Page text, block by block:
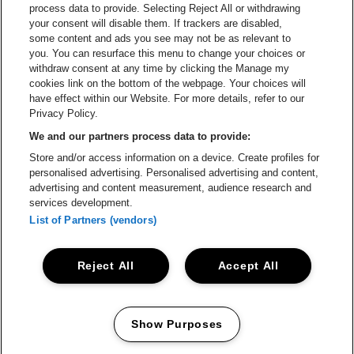
Ga naar de website van Champagne
Ga naar de website
Ga naar de website van Het
Ga naar de
Lotto Arena is een deel vanbe•at
Lotto Arena
Schijnpoortweg 119, 2170 Antwerpen
Be-At Venues
Schijnpoortweg 119, 2170 Antwerpen
BTW (BE) 0461.051.688 - RPR Antwerpen
BNP Paribas Fortis - IBAN: BE93 2200 4925 0067 - BIC:
GEBABEBB
ProclaimerCookiesManage my cookiesPrivacy
process data to provide. Selecting Reject All or withdrawing
your consent will disable them. If trackers are disabled,
some content and ads you see may not be as relevant to
you. You can resurface this menu to change your choices or
withdraw consent at any time by clicking the Manage my
cookies link on the bottom of the webpage. Your choices will
have effect within our Website. For more details, refer to our
Privacy Policy.
We and our partners process data to provide:
Store and/or access information on a device. Create profiles for
personalised advertising. Personalised advertising and content,
advertising and content measurement, audience research and
services development.
List of Partners (vendors)
Accept All
Reject All
Show Purposes